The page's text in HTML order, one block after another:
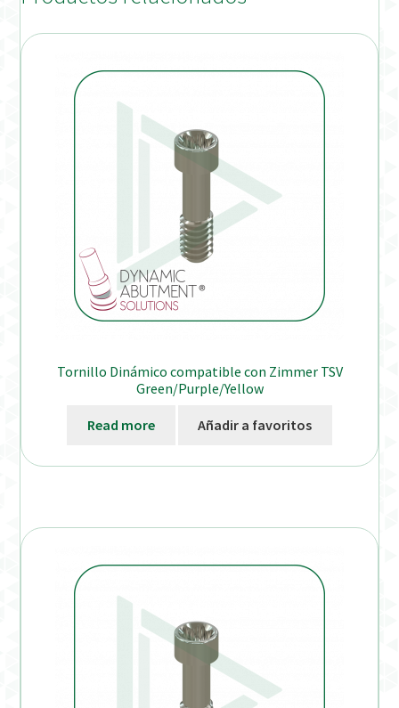
Tornillo Dinámico compatible con Zimmer TSV
Green/Purple/Yellow
Read more Añadir a favoritos